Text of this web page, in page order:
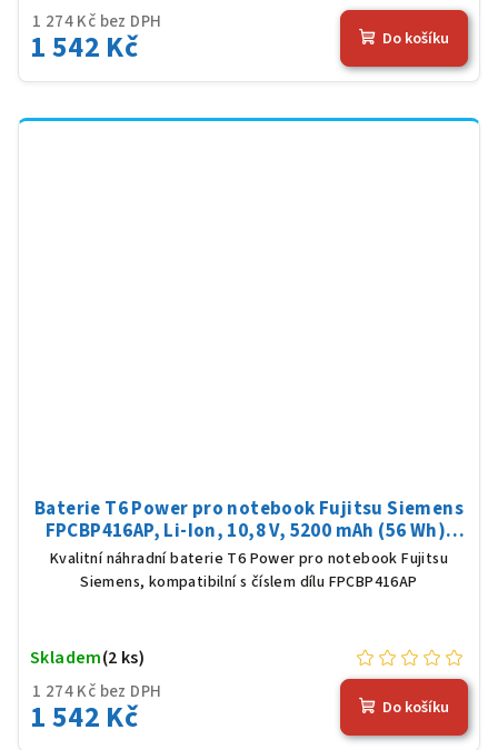
1 274 Kč bez DPH
1 542 Kč Do košíku
Baterie T6 Power pro notebook Fujitsu Siemens
FPCBP416AP, Li-Ion, 10,8 V, 5200 mAh (56 Wh),
černá
Kvalitní náhradní baterie T6 Power pro notebook Fujitsu
Siemens, kompatibilní s číslem dílu FPCBP416AP
1 274 Kč bez DPH
1 542 Kč
Skladem(2 ks)
Do košíku